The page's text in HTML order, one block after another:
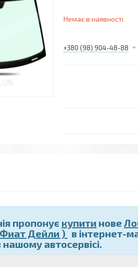
Немає в наявності
+380 (98) 904-48-88
пропонує купити нове
Дейли ) в інтернет-
нашому автосервісі.